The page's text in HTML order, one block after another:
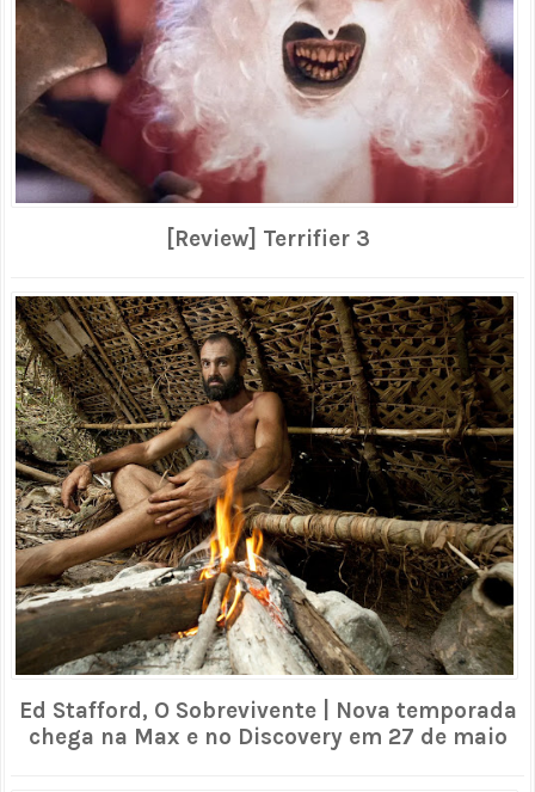
[Review] Terrifier 3
Ed Stafford, O Sobrevivente | Nova temporada
chega na Max e no Discovery em 27 de maio